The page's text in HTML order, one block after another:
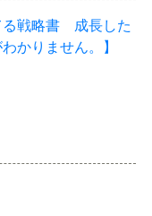
る戦略書 成長した
かりません。】